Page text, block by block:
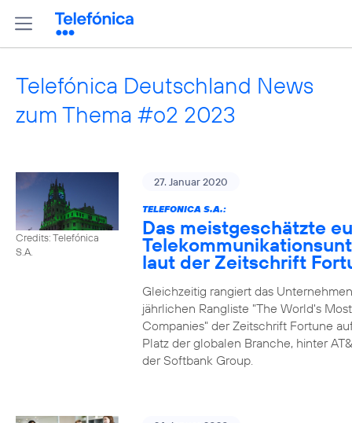
Telefónica Deutschland News
zum Thema #o2 2023
Credits: Telefónica
S.A.
27. Januar 2020
TELEFONICA S.A.:
Das meistgeschätzte
laut der Zeitschrift
Gleichzeitig rangiert das
jährlichen Rangliste "The World's
Companies" der Zeitschrift Fortune
Platz der globalen Branche, hinter
der Softbank Group.